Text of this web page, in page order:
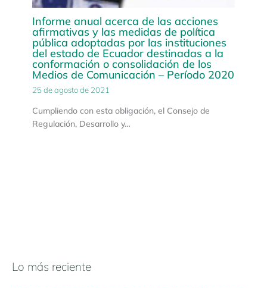
Informe anual acerca de las acciones
afirmativas y las medidas de política
pública adoptadas por las instituciones
del estado de Ecuador destinadas a la
conformación o consolidación de los
Medios de Comunicación – Período 2020
25 de agosto de 2021
Cumpliendo con esta obligación, el Consejo de
Regulación, Desarrollo y…
Lo más reciente
N